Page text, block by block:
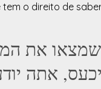
o direito de
את
אתה